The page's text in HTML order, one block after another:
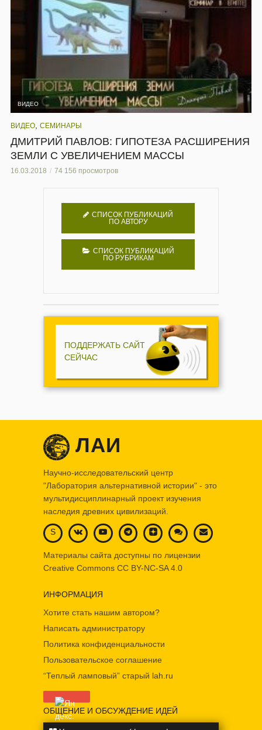
ВИДЕО
ВИДЕО СЕМИНАРЫ
ДМИТРИЙ ПАВЛОВ: ГИПОТЕЗА РАСШИРЕНИЯ
ЗЕМЛИ С УВЕЛИЧЕНИЕМ МАССЫ
16.03.2018 74 156 просмотров
СПИСОК ПУБЛИКАЦИЙ
ПО АВТОРУ
СПИСОК ПУБЛИКАЦИЙ
ПО РУБРИКАМ
ПОДДЕРЖАТЬ САЙТ
СЕЙЧАС
ЛАИ
Научно-исследовательский центр
"Лаборатория альтернативной истории" - это
мультидисциплинарный проект изучения
наследия древних цивилизаций.
S
Материалы сайта доступны по лицензии
Creative Commons CC BY-NC-SA 4.0
ИНФОРМАЦИЯ
Хотите стать нашим автором?
Написать администратору
Политика конфиденциальности
Пользовательское соглашение
“Теплый ламповый” старый lah.ru
ОБЩЕНИЕ И ОБСУЖДЕНИЕ ИДЕЙ